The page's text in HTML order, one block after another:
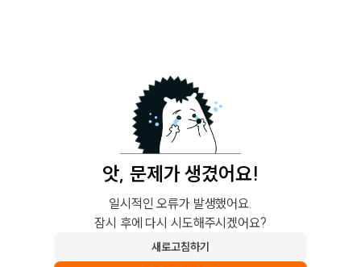
앗, 문제가 생겼어요!
일시적인 오류가 발생했어요.
잠시 후에 다시 시도해주시겠어요?
새로고침하기